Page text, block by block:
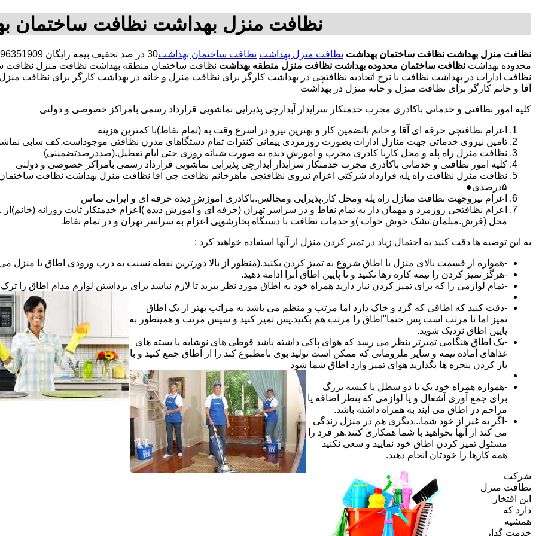
نظافت منزل بهداشت نظافت ساختمان
نظافت منزل بهداشت نظافت ساختمان بهداشت نظافت منزل بهداشت نظافت ساختمان بهداشت
محدوده بهداشت نظافت ساختمان محدوده بهداشت نظافت منزل منطقه بهداشت نظافت ساختمان منطقه بهداشت نظافت منزل
نظافت ادارات در بهداشت نظافت با نرخ اتحادیه نظافتچی در بهداشت کارگر برای نظافت منزل و خانه در بهداشت کارگر برای نظافت
آقا و خانم کارگر برای نظافت منزل و خانه منزل در بهداشت
کلیه امور نظافتی و خدماتی باکادری مجرب خدمتکار سرایدار آبدارچی پذیرایی نماشویی قرارداد رسمی بامراکز خصوصی و دولتی
اعزام نظافتچی حرفه ای آقا و خانم باتضمین کار و بهترین نیرو در اسرع وقت به (تمام نقاط)با کمترین هزینه
تامین نیروی خدماتی جهت منازل ادارات بصورت روزمزدی پیمانی کنترات تمام دستگاهای مدرن نظافتی موجوداست.کف سابی
نظافت منزل راه پله و محل کاربا کادری مجرب و اموزش دیده به صورت شبانه روزی حتی ایام تعطیل.(صددرصدتضمینی)
کلیه امور نظافتی و خدماتی باکادری مجرب خدمتکار سرایدار آبدارچی پذیرایی نماشویی قرارداد رسمی بامراکز خصوصی و دولتی
نظافت منزل نظافت راه پله قرارداد شرکتی اعزام نیروی نظافتچی ماهرخانم نظافت چی آقا نظافت منزل بهداشت نظافت
۵درصدی●
اعزام نیروجهت نظافت منازل راه پله ومحل کار.پذیرایی ومجالس.باکادری اموزش دیده حرفه ای و ایرانی تماس
محل (فرش.مبلمان.تشک خوش خواب )و خدمات نظافت با دستگاه بخارشویی اعزام به سراسر تهران و در تمام نقاط
به این توصیه ها دقت کنید به احتمال زیاد در تمیز کردن منزل از آنها استفاده خواهید کرد :
-همواره از قسمت بالای منزل یا اطاق شروع به تمیز کردن بکنید.(منظور از بالا دورترین نقطه نسبت به درب ورودی اطاق یا منزل
-هرگز تمیز کردن را نیمه کاره رها نکنید و تا پایین اطاق آنرا ادامه دهید.
-تمام لوازمی را که برای تمیز کردن نیاز دارید همراه خود به اطاق مورد نظر ببرید تا لازم نباشد برای برداشتن لوازم مدام اطاق را ترک
-دقت کنید که اطاقی که گرد و خاک دارد اما مرتب و منظم می باشد به مراتب بهتر از یک اطاق
تمیز اما نا مرتب است پس حتما"اطاق را مرتب هم بکنید.پس تمیز کنید و سپس مرتب و همینطور به
پایین اطاق نزدیک شوید.
-یک اطاق هنگامی تمیزتر بنظر می رسد که هوای پاکی داشته باشد قوطی های نوشابه یا بسته های
غذاهای آماده نیمه و سایر ملزوماتی که ممکن است تولید بوی نامطبوع کند را از اطاق جمع کنید و با
باز کردن پنجره ها بگذارید هوای تمیز وارد اطاق شما شود
-همواره همراه خود یک یا دو سطل یا کیسه بزرگ
برای جمع آوری آشغال و یا لوازمی که بنظر اضافه یا
مزاحم در اطاق می آیند به همراه داشته باشد.
-اگر به غیر از خود شما...دیگری هم در منزل زندگی
می کند از آنها بخواهید با شما همکاری کنند.هر فرد را
مسئول تمیز کردن اطاق خود نمایید و سعی نکنید
همه کارها را خودتان انجام دهید.
شرکت
نظافت منزل
این افتخار
دارد که
همشیه
خدمت گذار